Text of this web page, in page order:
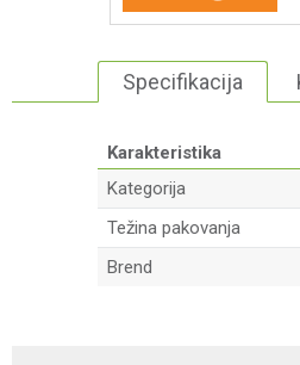
Specifikacija
Karakteristika
Kategorija
Težina pakovanja
Brend